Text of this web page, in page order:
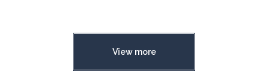
View more